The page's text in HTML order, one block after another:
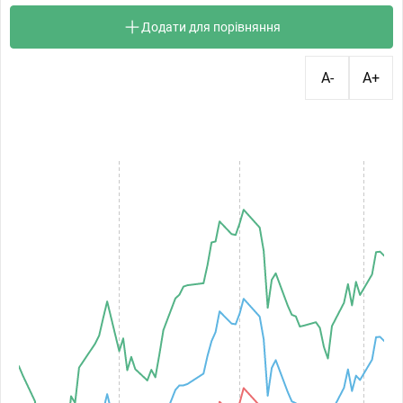
Додати для порівняння
A- A+